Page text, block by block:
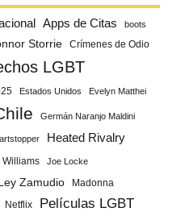
Apps de Citas boots
Storrie Crímenes de Odio
LGBT
Estados Unidos Evelyn Matthei
Germán Naranjo Maldini
Heated Rivalry
Williams Joe Locke
Ley Zamudio Madonna
Netflix Películas LGBT